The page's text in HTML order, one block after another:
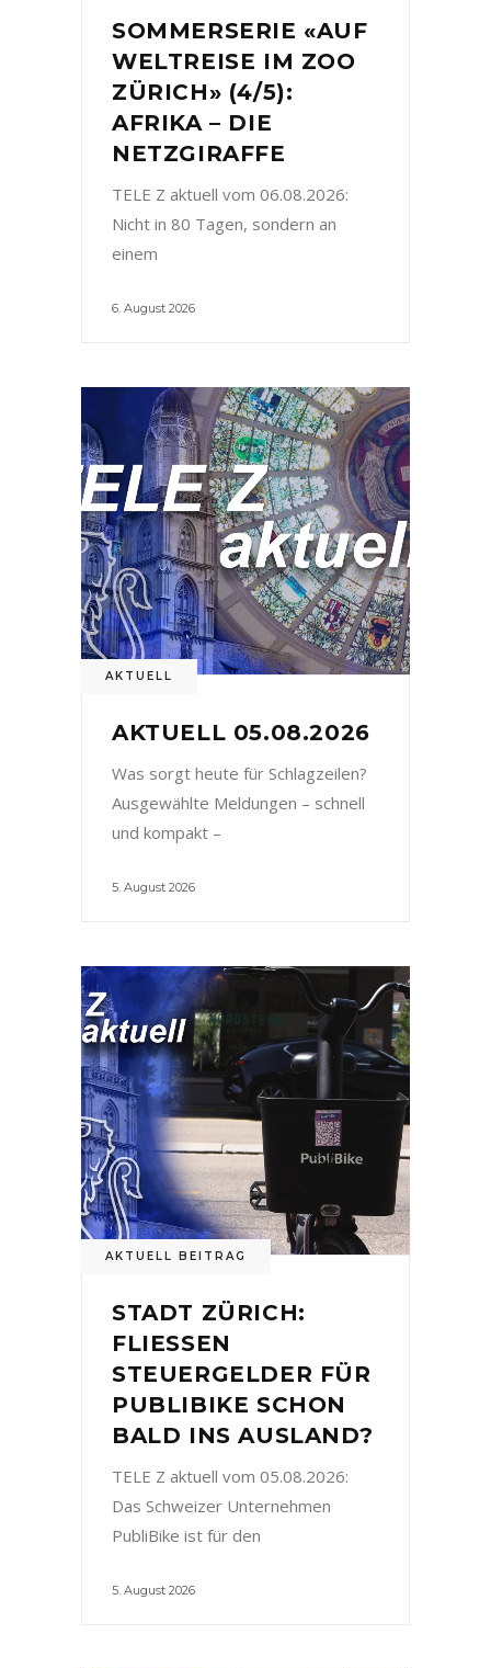
SOMMERSERIE «AUF
WELTREISE IM ZOO
ZÜRICH» (4/5):
AFRIKA – DIE
NETZGIRAFFE
TELE Z aktuell vom 06.08.2026:
Nicht in 80 Tagen, sondern an
einem
6. August 2026
AKTUELL
AKTUELL 05.08.2026
Was sorgt heute für Schlagzeilen?
Ausgewählte Meldungen – schnell
und kompakt –
5. August 2026
AKTUELL BEITRAG
STADT ZÜRICH:
FLIESSEN
STEUERGELDER FÜR
PUBLIBIKE SCHON
BALD INS AUSLAND?
TELE Z aktuell vom 05.08.2026:
Das Schweizer Unternehmen
PubliBike ist für den
5. August 2026